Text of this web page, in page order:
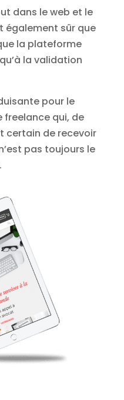
dans le web et le
également sûr que
la plateforme
la validation
pour le
freelance qui, de
certain de recevoir
pas toujours le